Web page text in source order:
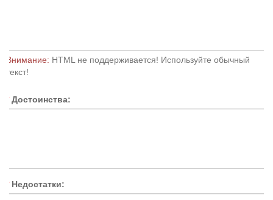
Внимание: HTML не поддерживается! Используйте обычный
текст!
Достоинства:
Недостатки: